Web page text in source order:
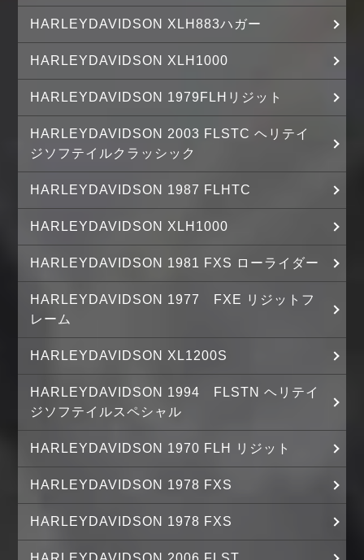
HARLEYDAVIDSON XLH883ハガー
HARLEYDAVIDSON XLH1000
HARLEYDAVIDSON 1979FLHリジット
HARLEYDAVIDSON 2003 FLSTC ヘリテイ
ジソフテイルクラッシック
HARLEYDAVIDSON 1987 FLHTC
HARLEYDAVIDSON XLH1000
HARLEYDAVIDSON 1981 FXS ローライダー
HARLEYDAVIDSON 1977 FXE リジットフ
レーム
HARLEYDAVIDSON XL1200S
HARLEYDAVIDSON 1994 FLSTN ヘリテイ
ジソフテイルスペシャル
HARLEYDAVIDSON 1970 FLH リジット
HARLEYDAVIDSON 1978 FXS
HARLEYDAVIDSON 1978 FXS